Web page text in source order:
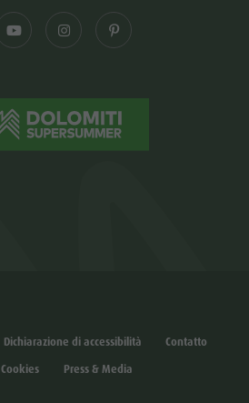
Dichiarazione di accessibilità
Contatto
Cookies Press & Media